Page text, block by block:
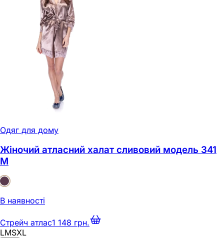
Одяг для дому
Жіночий атласний халат сливовий модель 341
M
В наявності
Стрейч атлас1 148 грн.
LMSXL